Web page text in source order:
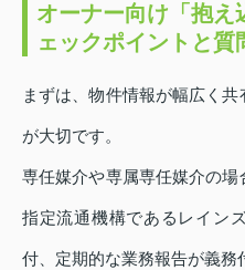
オーナー向け「抱え
ェックポイントと質
まずは、物件情報が幅広く
が大切です。
専任媒介や専属専任媒介の場
指定流通機構であるレイン
付、定期的な業務報告が義務